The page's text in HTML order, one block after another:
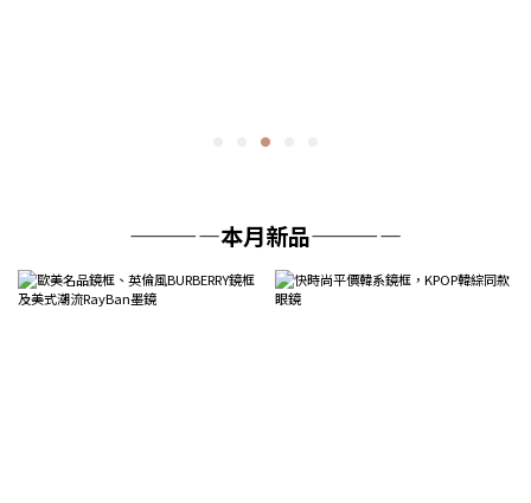
————本月新品————